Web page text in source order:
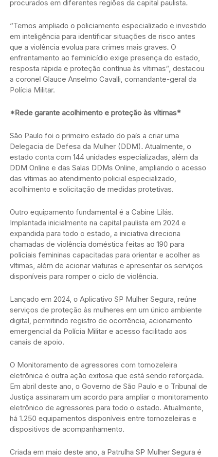
procurados em diferentes regiões da capital paulista.
“Temos ampliado o policiamento especializado e investido
em inteligência para identificar situações de risco antes
que a violência evolua para crimes mais graves. O
enfrentamento ao feminicídio exige presença do estado,
resposta rápida e proteção contínua às vítimas”, destacou
a coronel Glauce Anselmo Cavalli, comandante-geral da
Polícia Militar.
*Rede garante acolhimento e proteção às vítimas*
São Paulo foi o primeiro estado do país a criar uma
Delegacia de Defesa da Mulher (DDM). Atualmente, o
estado conta com 144 unidades especializadas, além da
DDM Online e das Salas DDMs Online, ampliando o acesso
das vítimas ao atendimento policial especializado,
acolhimento e solicitação de medidas protetivas.
Outro equipamento fundamental é a Cabine Lilás.
Implantada inicialmente na capital paulista em 2024 e
expandida para todo o estado, a iniciativa direciona
chamadas de violência doméstica feitas ao 190 para
policiais femininas capacitadas para orientar e acolher as
vítimas, além de acionar viaturas e apresentar os serviços
disponíveis para romper o ciclo de violência.
Lançado em 2024, o Aplicativo SP Mulher Segura, reúne
serviços de proteção às mulheres em um único ambiente
digital, permitindo registro de ocorrência, acionamento
emergencial da Polícia Militar e acesso facilitado aos
canais de apoio.
O Monitoramento de agressores com tornozeleira
eletrônica é outra ação exitosa que está sendo reforçada.
Em abril deste ano, o Governo de São Paulo e o Tribunal de
Justiça assinaram um acordo para ampliar o monitoramento
eletrônico de agressores para todo o estado. Atualmente,
há 1.250 equipamentos disponíveis entre tornozeleiras e
dispositivos de acompanhamento.
Criada em maio deste ano, a Patrulha SP Mulher Segura é